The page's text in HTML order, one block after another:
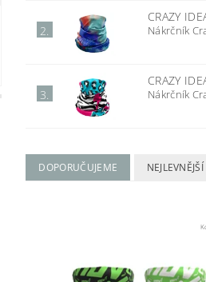
2.
CRAZY
Nákrčník
3.
CRAZY
Nákrčník
DOPORUČUJEME NEJLEVNĚJŠÍ